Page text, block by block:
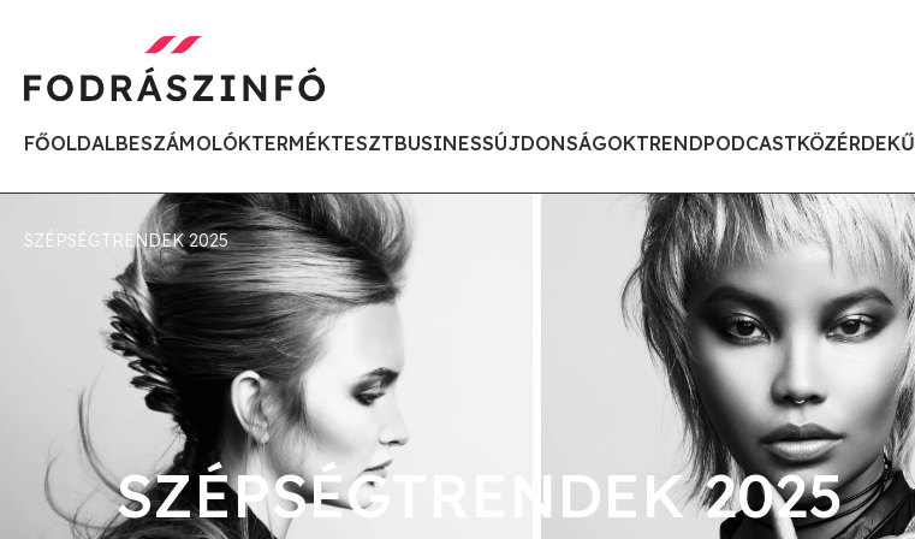
FŐOLDALBESZÁMOLÓKTERMÉKTESZTBUSINESSÚJDONSÁGOKTRENDPODCASTKÖZÉRDEKŰ
SZÉPSÉGTRENDEK 2025
SZÉPSÉGTRENDEK 2025